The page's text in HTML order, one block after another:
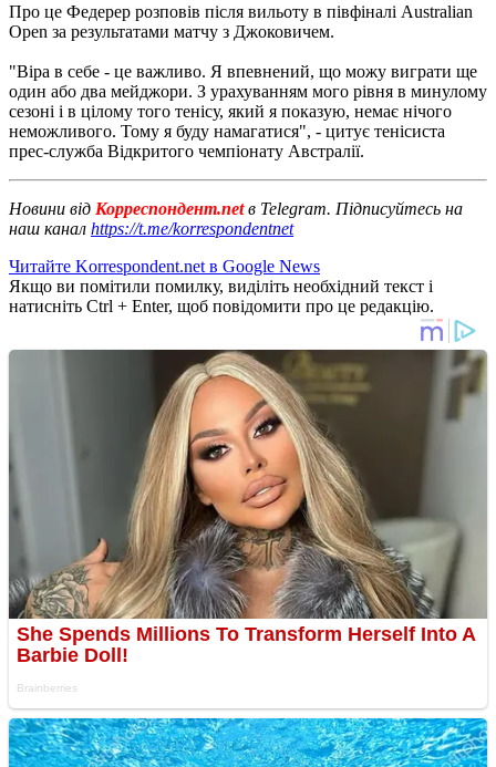
Про це Федерер розповів після вильоту в півфіналі Australian
Open за результатами матчу з Джоковичем.
"Віра в себе - це важливо. Я впевнений, що можу виграти ще
один або два мейджори. З урахуванням мого рівня в минулому
сезоні і в цілому того тенісу, який я показую, немає нічого
неможливого. Тому я буду намагатися", - цитує тенісиста
прес-служба Відкритого чемпіонату Австралії.
Новини від Корреспондент.netв Telegram. Підписуйтесь на
наш канал https://t.me/korrespondentnet
Читайте Korrespondent.net в Google News
Якщо ви помітили помилку, виділіть необхідний текст і
натисніть Ctrl + Enter, щоб повідомити про це редакцію.